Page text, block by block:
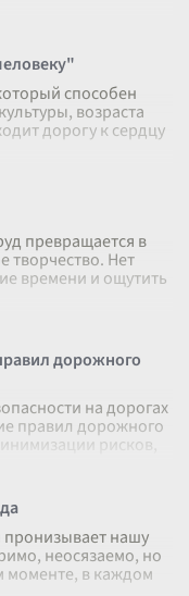
способен
возраста
дорогу к сердцу
превращается в
творчество. Нет
времени и ощутить
дорожного
на дорогах
правил дорожного
рисков,
нашу
неосязаемо, но
моменте, в каждом